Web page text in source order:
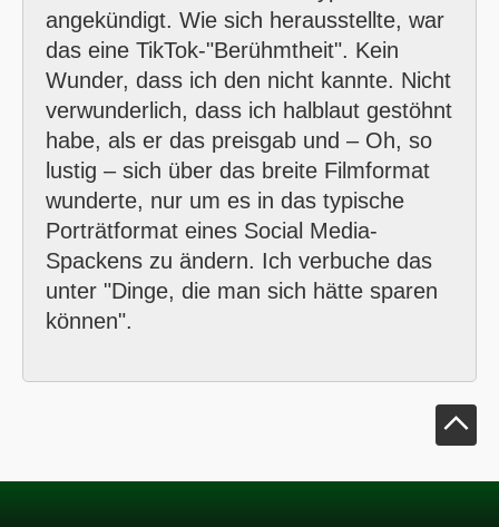
angekündigt. Wie sich herausstellte, war
das eine TikTok-"Berühmtheit". Kein
Wunder, dass ich den nicht kannte. Nicht
verwunderlich, dass ich halblaut gestöhnt
habe, als er das preisgab und – Oh, so
lustig – sich über das breite Filmformat
wunderte, nur um es in das typische
Porträtformat eines Social Media-
Spackens zu ändern. Ich verbuche das
unter "Dinge, die man sich hätte sparen
können".
Klick